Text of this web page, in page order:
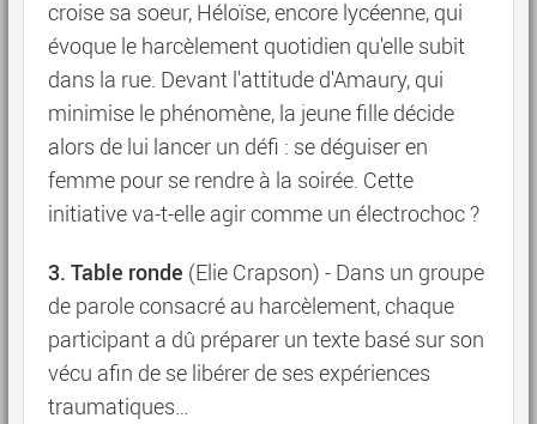
croise sa soeur, Héloïse, encore lycéenne, qui
évoque le harcèlement quotidien qu'elle subit
dans la rue. Devant l'attitude d'Amaury, qui
minimise le phénomène, la jeune fille décide
alors de lui lancer un défi : se déguiser en
femme pour se rendre à la soirée. Cette
initiative va-t-elle agir comme un électrochoc ?
3. Table ronde (Elie Crapson) - Dans un groupe
de parole consacré au harcèlement, chaque
participant a dû préparer un texte basé sur son
vécu afin de se libérer de ses expériences
traumatiques…